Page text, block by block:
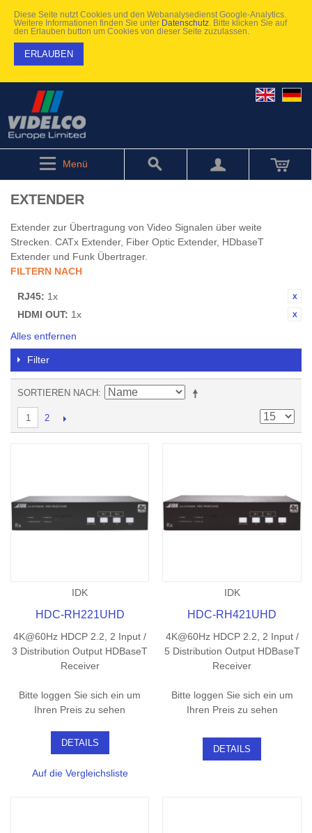
Diese Seite nutzt Cookies und den Webanalysedienst Google-Analytics.
Weitere Informationen finden Sie unter Datenschutz . Bitte klicken Sie auf
den Erlauben button um Cookies von dieser Seite zuzulassen.
ERLAUBEN
Menü
EXTENDER
Extender zur Übertragung von Video Signalen über weite
Strecken. CATx Extender, Fiber Optic Extender, HDbaseT
Extender und Funk Übertrager.
FILTERN NACH
RJ45: 1x
HDMI OUT: 1x
Alles entfernen
Filter
SORTIEREN NACH
1 2
IDK
HDC-RH221UHD
4K@60Hz HDCP 2.2, 2 Input /
3 Distribution Output HDBaseT
Receiver
Bitte loggen Sie sich ein um
Ihren Preis zu sehen
DETAILS
Auf die Vergleichsliste
IDK
HDC-RH421UHD
4K@60Hz HDCP 2.2, 2 Input /
5 Distribution Output HDBaseT
Receiver
Bitte loggen Sie sich ein um
Ihren Preis zu sehen
DETAILS